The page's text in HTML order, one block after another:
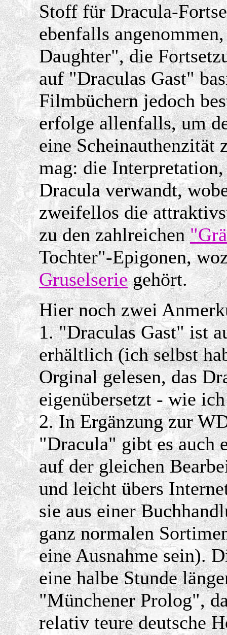
Stoff für Dracula-
ebenfalls
Daughter", die
auf "Draculas Gast"
Filmbüchern jedoch
erfolge allenfalls, um
eine Scheinauthenzität
mag: die
Dracula verwandt,
zweifellos die
zu den zahlreichen
Tochter"-Epigonen,
Gruselseriegehört.
Hier noch zwei
1. "Draculas Gast" ist
erhältlich (ich selbst
Orginal gelesen, das
eigenübersetzt - wie
2. In Ergänzung zur
"Dracula" gibt es auch
auf der gleichen
und leicht übers
sie aus einer
ganz normalen
eine Ausnahme sein).
eine halbe Stunde
"Münchener Prolog",
relativ teure deutsche